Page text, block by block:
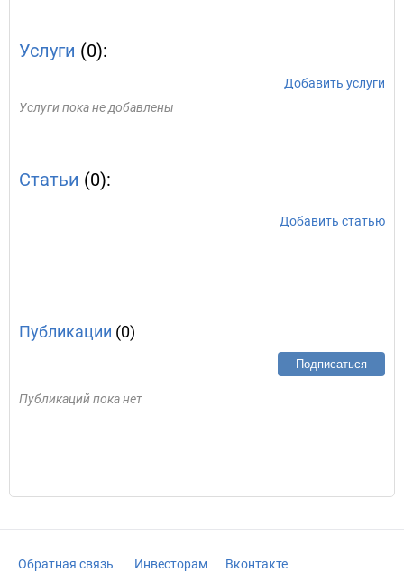
Услуги (0):
Добавить услуги
Услуги пока не добавлены
Статьи (0):
Добавить статью
Публикации (0)
Подписаться
Публикаций пока нет
Обратная связь Инвесторам Вконтакте